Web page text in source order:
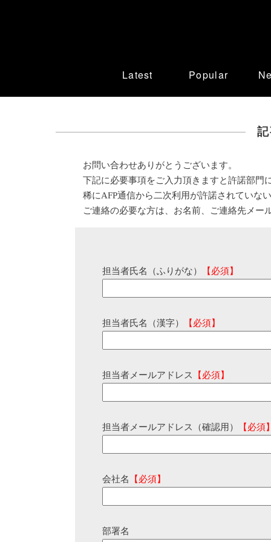
Latest Popular
お問い合わせありがとうございます。
下記に必要事項をご入力頂きますと許諾部門
稀にAFP通信から二次利用が許諾されていな
ご連絡の必要な方は、お名前、ご連絡先メー
担当者氏名（ふりがな） 【必須】
担当者氏名（漢字） 【必須】
担当者メールアドレス 【必須】
担当者メールアドレス（確認用） 【必須
会社名 【必須】
部署名